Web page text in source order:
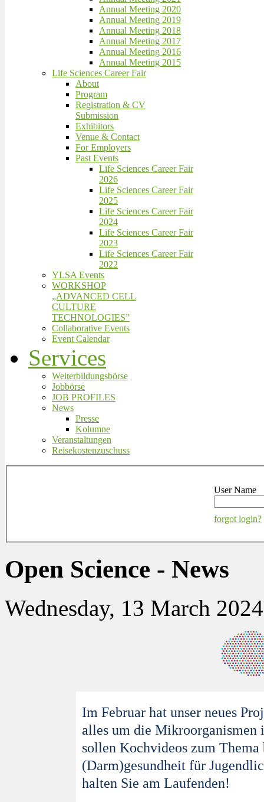
Annual Meeting 2020
Annual Meeting 2019
Annual Meeting 2018
Annual Meeting 2017
Annual Meeting 2016
Annual Meeting 2015
Life Sciences Career Fair
About
Program
Registration & CV
Submission
Exhibitors
Venue & Contact
For Employers
Past Events
Life Sciences Career Fair
2026
Life Sciences Career Fair
2025
Life Sciences Career Fair
2024
Life Sciences Career Fair
2023
Life Sciences Career Fair
2022
YLSA Events
WORKSHOP
„ADVANCED CELL
CULTURE
TECHNOLOGIES”
Collaborative Events
Event Calendar
Services
Weiterbildungsbörse
Jobbörse
JOB PROFILES
News
Presse
Kolumne
Veranstaltungen
Reisekostenzuschuss
User Name
forgot login?
Open Science - News
Wednesday, 13 March
Im Februar hat unser neues
alles um die Mikroorganismen
sollen Kochvideos zum
(Darm)gesundheit für
halten Sie am Laufenden!